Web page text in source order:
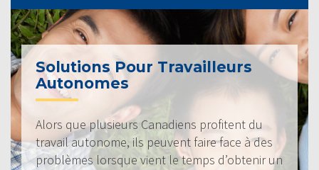
Solutions Pour Travailleurs
Autonomes
Alors que plusieurs Canadiens profitent du
travail autonome, ils peuvent faire face à des
problèmes lorsque vient le temps d’obtenir un